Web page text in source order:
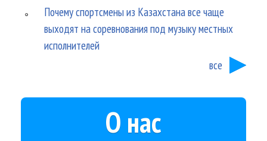
Почему спортсмены из Казахстана все чаще
выходят на соревнования под музыку местных
исполнителей
все
О нас